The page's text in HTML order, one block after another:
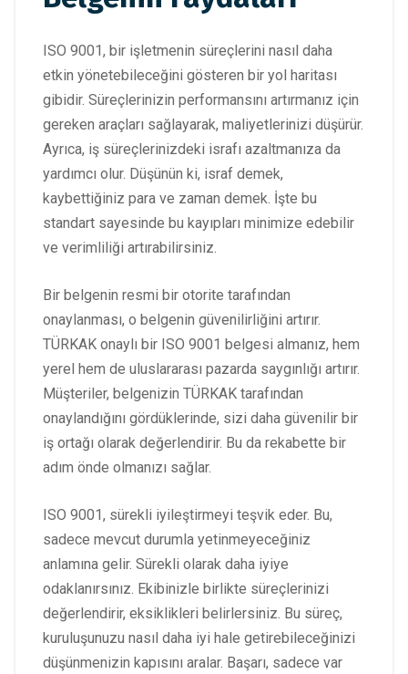
ISO 9001, bir işletmenin süreçlerini nasıl daha
etkin yönetebileceğini gösteren bir yol haritası
gibidir. Süreçlerinizin performansını artırmanız için
gereken araçları sağlayarak, maliyetlerinizi düşürür.
Ayrıca, iş süreçlerinizdeki israfı azaltmanıza da
yardımcı olur. Düşünün ki, israf demek,
kaybettiğiniz para ve zaman demek. İşte bu
standart sayesinde bu kayıpları minimize edebilir
ve verimliliği artırabilirsiniz.
Bir belgenin resmi bir otorite tarafından
onaylanması, o belgenin güvenilirliğini artırır.
TÜRKAK onaylı bir ISO 9001 belgesi almanız, hem
yerel hem de uluslararası pazarda saygınlığı artırır.
Müşteriler, belgenizin TÜRKAK tarafından
onaylandığını gördüklerinde, sizi daha güvenilir bir
iş ortağı olarak değerlendirir. Bu da rekabette bir
adım önde olmanızı sağlar.
ISO 9001, sürekli iyileştirmeyi teşvik eder. Bu,
sadece mevcut durumla yetinmeyeceğiniz
anlamına gelir. Sürekli olarak daha iyiye
odaklanırsınız. Ekibinizle birlikte süreçlerinizi
değerlendirir, eksiklikleri belirlersiniz. Bu süreç,
kuruluşunuzu nasıl daha iyi hale getirebileceğinizi
düşünmenizin kapısını aralar. Başarı, sadece var